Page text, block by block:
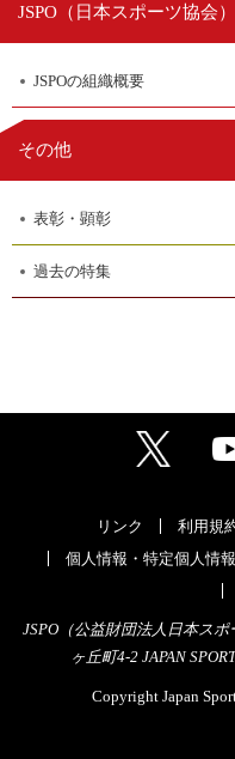
JSPO（ 日本スポーツ協会
JSPOの組織概要
その他
表彰・顕彰
過去の特集
リンク
利用規
個人情報・特定個人情報
JSPO（公益財団法人日本ス
ヶ丘町4-2 JAPAN
Copyright Japan